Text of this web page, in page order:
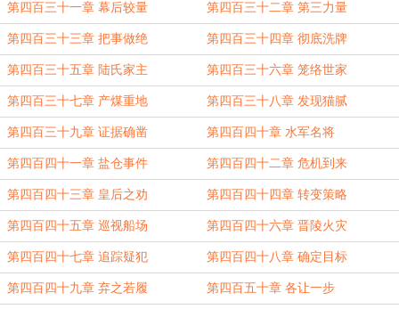
第四百三十一章 幕后较量 第四百三十二章 第三力量
第四百三十三章 把事做绝 第四百三十四章 彻底洗牌
第四百三十五章 陆氏家主 第四百三十六章 笼络世家
第四百三十七章 产煤重地 第四百三十八章 发现猫腻
第四百三十九章 证据确凿 第四百四十章 水军名将
第四百四十一章 盐仓事件 第四百四十二章 危机到来
第四百四十三章 皇后之劝 第四百四十四章 转变策略
第四百四十五章 巡视船场 第四百四十六章 晋陵火灾
第四百四十七章 追踪疑犯 第四百四十八章 确定目标
第四百四十九章 弃之若履 第四百五十章 各让一步